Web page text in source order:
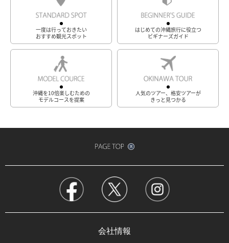
一度は行っておきたい
おすすめ観光スポット
はじめての沖縄旅行に役立つ
ビギナーズガイド
沖縄を10倍楽しむための
モデルコースを提案
人気のツアー、格安ツアーが
きっと見つかる
会社情報